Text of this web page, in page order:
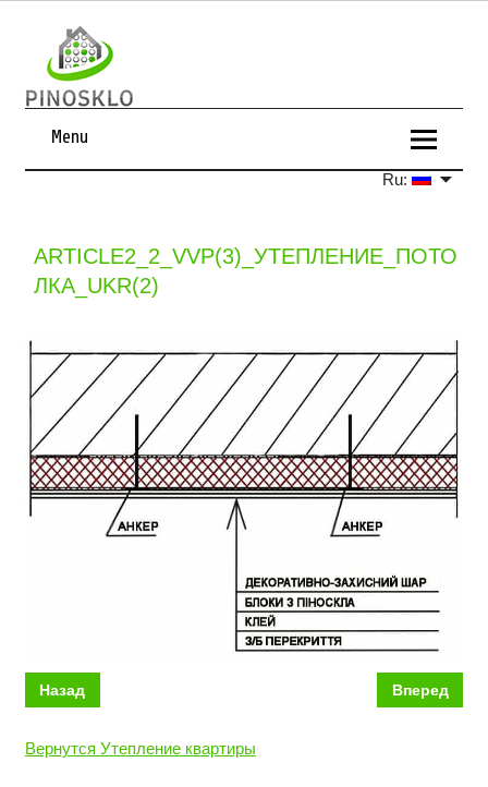
Menu
Ru:
ARTICLE2_2_VVP(3)_УТЕПЛЕНИЕ_ПОТО
ЛКА_UKR(2)
Назад Вперед
Вернутся Утепление квартиры